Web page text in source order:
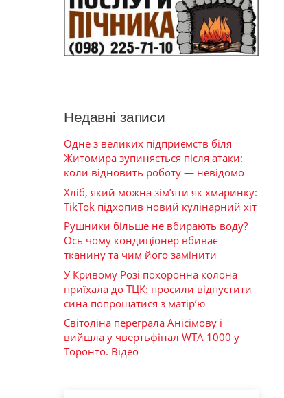
Недавні записи
Одне з великих підприємств біля
Житомира зупиняється після атаки:
коли відновить роботу — невідомо
Хліб, який можна зім’яти як хмаринку:
TikTok підхопив новий кулінарний хіт
Рушники більше не вбирають воду?
Ось чому кондиціонер вбиває
тканину та чим його замінити
У Кривому Розі похоронна колона
приїхала до ТЦК: просили відпустити
сина попрощатися з матір’ю
Світоліна переграла Анісімову і
вийшла у чвертьфінал WTA 1000 у
Торонто. Відео